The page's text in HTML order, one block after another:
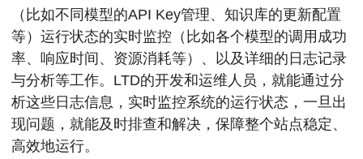
（比如不同模型的API Key管理、知识库的更新配置
等）运行状态的实时监控（比如各个模型的调用成功
率、响应时间、资源消耗等）、以及详细的日志记录
与分析等工作。LTD的开发和运维人员，就能通过分
析这些日志信息，实时监控系统的运行状态，一旦出
现问题，就能及时排查和解决，保障整个站点稳定、
高效地运行。